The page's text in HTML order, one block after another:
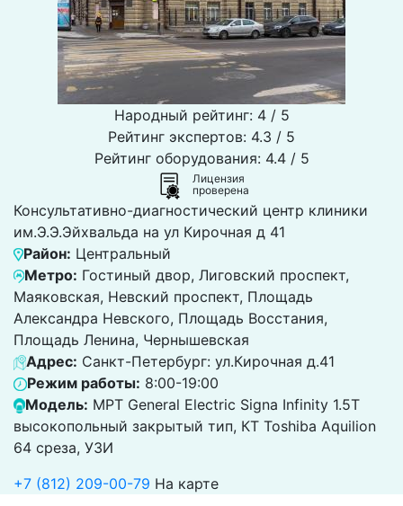
Народный рейтинг: 4 / 5
Рейтинг экспертов: 4.3 / 5
Рейтинг оборудования: 4.4 / 5
Лицензия
проверена
Консультативно-диагностический центр клиники
им.Э.Э.Эйхвальда на ул Кирочная д 41
Район: Центральный
Метро: Гостиный двор, Лиговский проспект,
Маяковская, Невский проспект, Площадь
Александра Невского, Площадь Восстания,
Площадь Ленина, Чернышевская
Адрес: Санкт-Петербург: ул.Кирочная д.41
Режим работы: 8:00-19:00
Модель: МРТ General Electric Signa Infinity 1.5Т
высокопольный закрытый тип, КТ Toshiba Aquilion
64 среза, УЗИ
+7 (812) 209-00-79 На карте